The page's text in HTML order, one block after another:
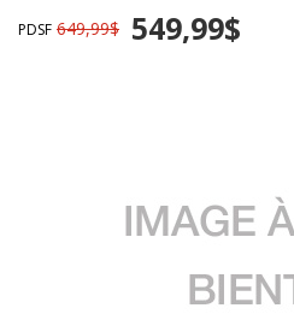
PDSF 649,99$ 549,99$